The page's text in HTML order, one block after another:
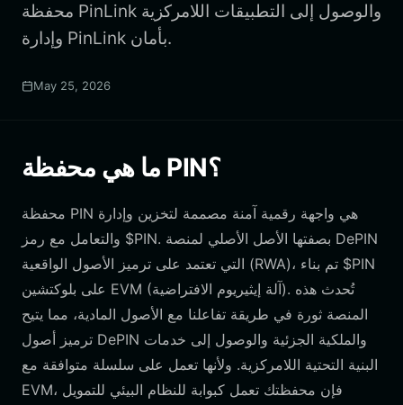
Español
Português (Brasil)
محفظة PinLink والوصول إلى التطبيقات اللامركزية
وإدارة PinLink بأمان.
May 25, 2026
ما هي محفظة PIN؟
محفظة PIN هي واجهة رقمية آمنة مصممة لتخزين وإدارة
والتعامل مع رمز $PIN. بصفتها الأصل الأصلي لمنصة DePIN
التي تعتمد على ترميز الأصول الواقعية (RWA)، تم بناء $PIN
على بلوكتشين EVM (آلة إيثيريوم الافتراضية). تُحدث هذه
المنصة ثورة في طريقة تفاعلنا مع الأصول المادية، مما يتيح
ترميز أصول DePIN والملكية الجزئية والوصول إلى خدمات
البنية التحتية اللامركزية. ولأنها تعمل على سلسلة متوافقة مع
EVM، فإن محفظتك تعمل كبوابة للنظام البيئي للتمويل